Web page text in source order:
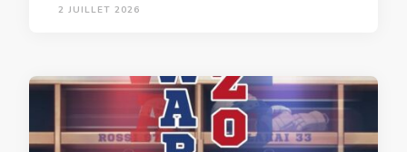
2 JUILLET 2026